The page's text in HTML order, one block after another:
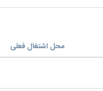
محل اشتغال فعلی